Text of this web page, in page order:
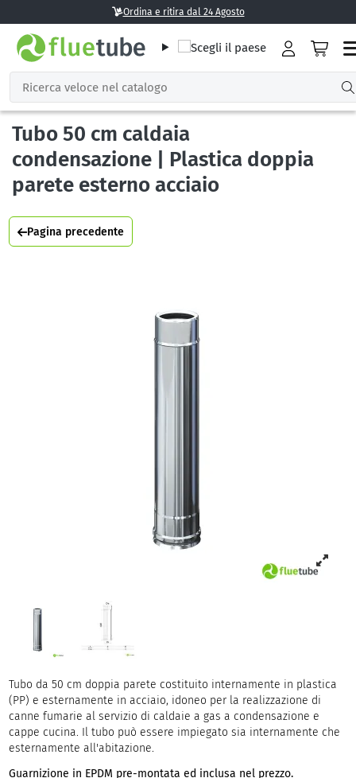
Ordina e ritira dal 24 Agosto
Tubo 50 cm caldaia
condensazione | Plastica doppia
parete esterno acciaio
Pagina precedente
Tubo da 50 cm doppia parete costituito internamente in plastica
(PP) e esternamente in acciaio, idoneo per la realizzazione di
canne fumarie al servizio di caldaie a gas a condensazione e
cappe cucina. Il tubo può essere impiegato sia internamente che
esternamente all'abitazione.
Guarnizione in EPDM pre-montata ed inclusa nel prezzo.